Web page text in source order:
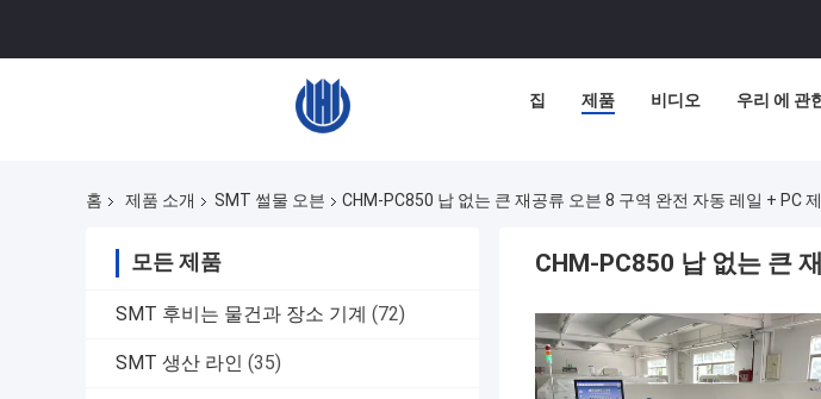
집 제품 비디오 우리 에 관
홈 제품 소개 SMT 썰물 오븐 CHM-PC850 납 없는 큰 재공류 오븐 8 구역 완전 자동 레일 + PC
모든 제품
SMT 후비는 물건과 장소 기계 (72)
SMT 생산 라인 (35)
CHM-PC850 납 없는 큰